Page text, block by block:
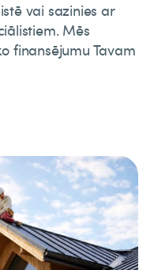
vai sazinies ar
Mēs
finansējumu Tavam